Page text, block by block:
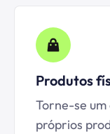
Produtos
Torne-se um
próprios